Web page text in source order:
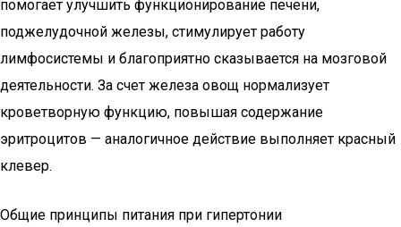
помогает улучшить функционирование печени,
поджелудочной железы, стимулирует работу
лимфосистемы и благоприятно сказывается на мозговой
деятельности. За счет железа овощ нормализует
кроветворную функцию, повышая содержание
эритроцитов — аналогичное действие выполняет красный
клевер.
Общие принципы питания при гипертонии